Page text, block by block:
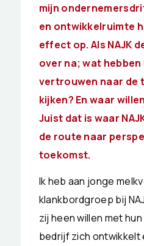
mijn
en ontwikkelruimte
effect op. Als NAJK
over na; wat
vertrouwen naar de
kijken? En waar
Juist dat is waar
de route naar
toekomst.
Ik heb aan jonge
klankbordgroep bij
zij heen willen met
bedrijf zich ontwikkelt